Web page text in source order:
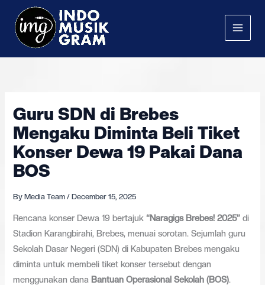
content
Guru SDN di Brebes
Mengaku Diminta Beli Tiket
Konser Dewa 19 Pakai Dana
BOS
ByMedia Team/December 15, 2025
Rencana konser Dewa 19 bertajuk “Naragigs Brebes! 2025” di
Stadion Karangbirahi, Brebes, menuai sorotan. Sejumlah guru
Sekolah Dasar Negeri (SDN) di Kabupaten Brebes mengaku
diminta untuk membeli tiket konser tersebut dengan
menggunakan dana Bantuan Operasional Sekolah (BOS).